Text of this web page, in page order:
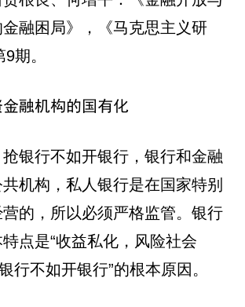
融困局》，《马克思主义研
期。
金融机构的国有化
银行不如开银行，银行和金融
机构，私人银行是在国家特别
的，所以必须严格监管。银行
点是“收益私化，风险社会
行不如开银行”的根本原因。